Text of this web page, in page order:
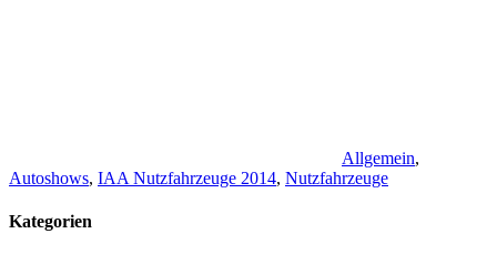
Allgemein,
Autoshows, IAA Nutzfahrzeuge 2014, Nutzfahrzeuge
Kategorien